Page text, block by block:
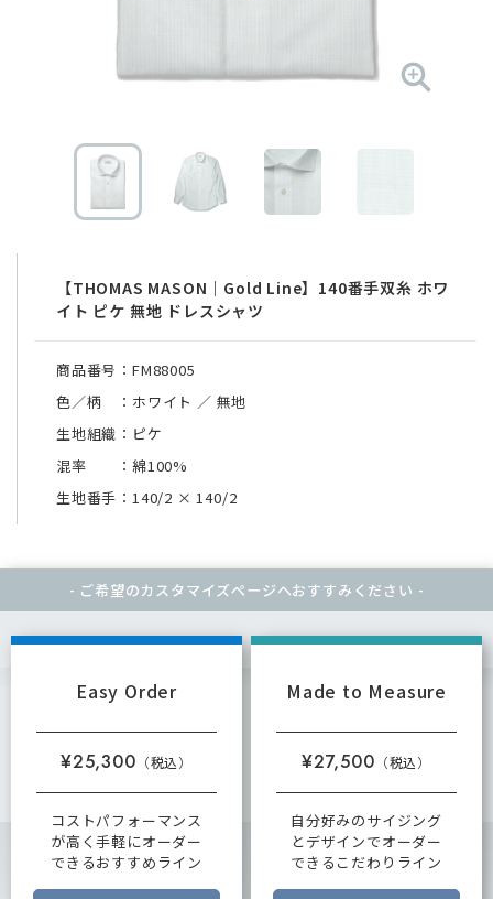
【THOMAS MASON｜Gold Line】140番手双糸 ホワ
イト ピケ 無地 ドレスシャツ
商品番号：FM88005
色／柄 ：ホワイト ／ 無地
生地組織：ピケ
混率 ：綿100%
生地番手：140/2 × 140/2
- ご希望のカスタマイズページへおすすみください -
Easy Order
¥25,300
コストパフォーマンス
が高く手軽にオーダー
できるおすすめライン
Made to Measure
¥27,500
自分好みのサイジング
とデザインでオーダー
できるこだわりライン